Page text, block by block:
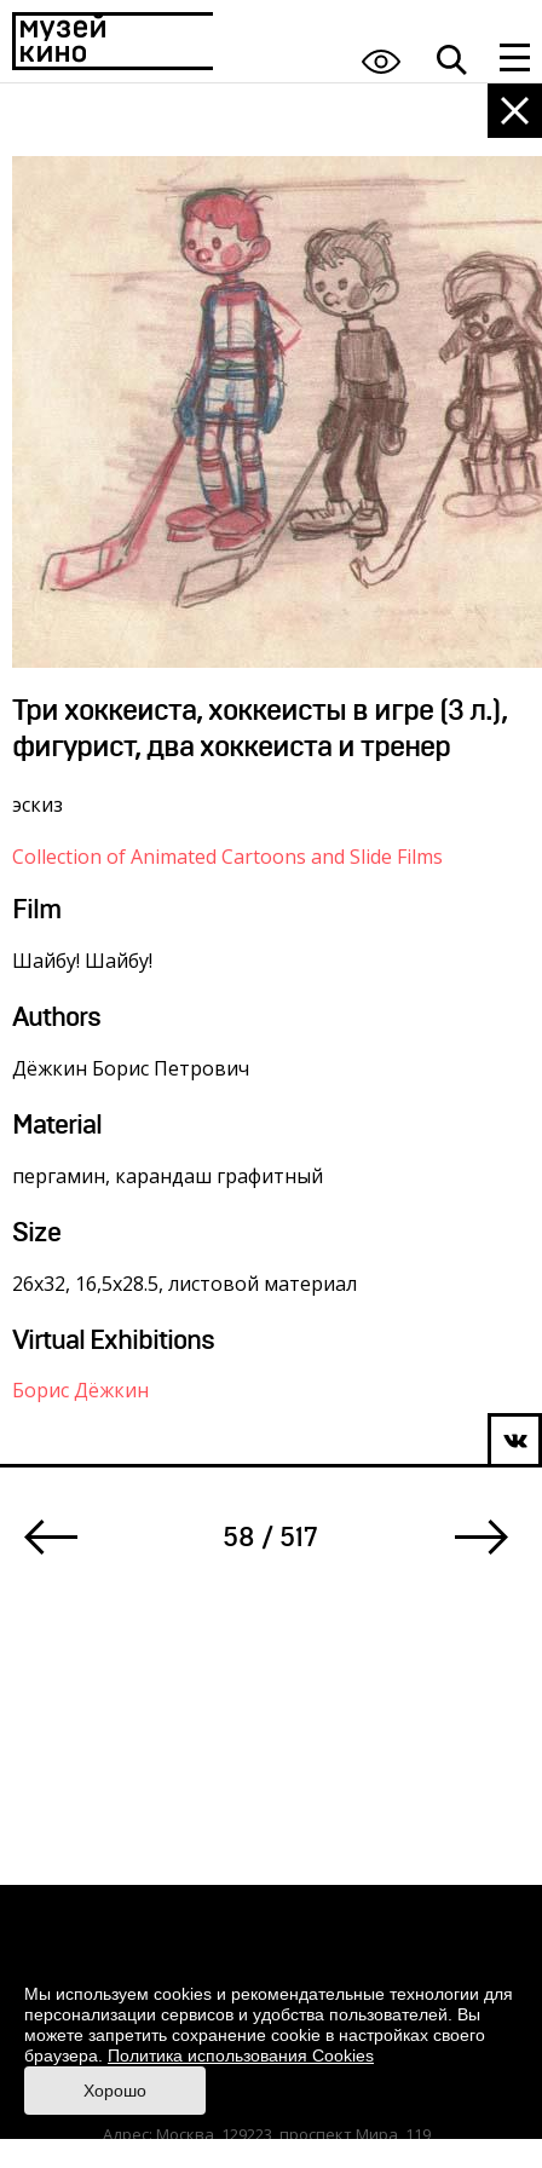
Три хоккеиста, хоккеисты в игре (3 л.),
фигурист, два хоккеиста и тренер
эскиз
Collection of Animated Cartoons and Slide Films
Film
Шайбу! Шайбу!
Authors
Дёжкин Борис Петрович
Material
пергамин, карандаш графитный
Size
26х32, 16,5х28.5, листовой материал
Virtual Exhibitions
Борис Дёжкин
58 / 517
© 2026 Музей кино
При поддержке Министерства культуры РФ
Адрес: Москва, 129223, проспект Мира, 119,
Мы используем cookies и рекомендательные технологии для
персонализации сервисов и удобства пользователей. Вы
можете запретить сохранение cookie в настройках своего
браузера. Политика использования Cookies
Хорошо